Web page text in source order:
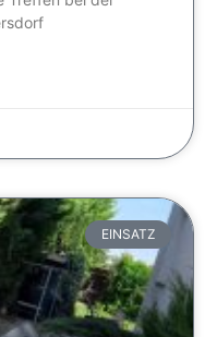
EINSATZ